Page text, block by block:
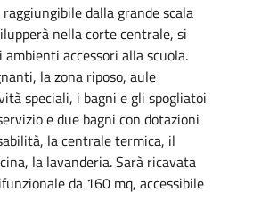
dalla grande scala
nella corte centrale, si
accessori alla scuola.
la zona riposo, aule
speciali, i bagni e gli spogliatoi
e due bagni con dotazioni
la centrale termica, il
la lavanderia. Sarà ricavata
da 160 mq, accessibile